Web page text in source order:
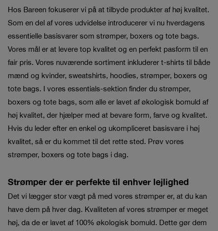
Hos Bareen fokuserer vi på at tilbyde produkter af høj kvalitet.
Som en del af vores udvidelse introducerer vi nu hverdagens
essentielle basisvarer som strømper, boxers og tote bags.
Vores mål er at levere top kvalitet og en perfekt pasform til en
fair pris. Vores nuværende sortiment inkluderer t-shirts til både
mænd og kvinder, sweatshirts, hoodies, strømper, boxers og
tote bags. I vores essentials-sektion finder du strømper,
boxers og tote bags, som alle er lavet af økologisk bomuld af
høj kvalitet, der hjælper med at bevare form, farve og kvalitet.
Hvis du leder efter en enkel og ukompliceret basisvare i høj
kvalitet, så er du kommet til det rette sted. Prøv vores
strømper, boxers og tote bags i dag.
Strømper der er perfekte til enhver lejlighed
Det vi lægger stor vægt på med vores strømper er, at du kan
have dem på hver dag. Kvaliteten af vores strømper er meget
høj, da de er lavet af 100% økologisk bomuld. Dette gør dem